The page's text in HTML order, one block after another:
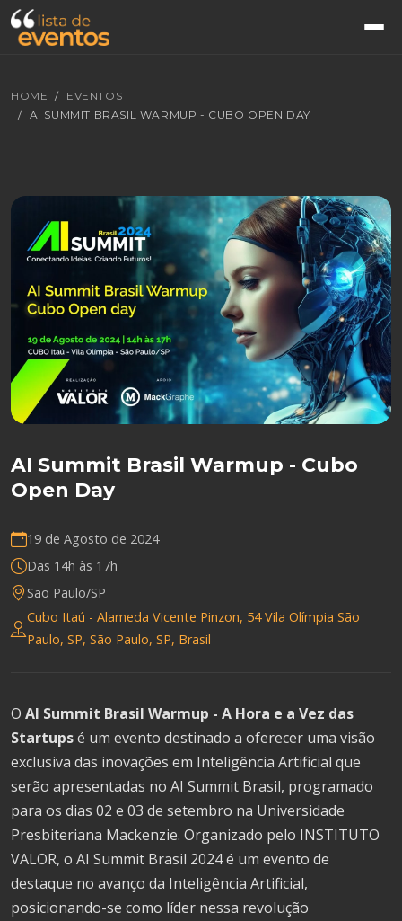
HOME
EVENTOS
AI SUMMIT BRASIL WARMUP - CUBO OPEN DAY
AI Summit Brasil Warmup - Cubo
Open Day
19 de Agosto de 2024
Das 14h às 17h
São Paulo/SP
Cubo Itaú - Alameda Vicente Pinzon, 54 Vila Olímpia São
Paulo, SP, São Paulo, SP, Brasil
O AI Summit Brasil Warmup - A Hora e a Vez das
Startupsé um evento destinado a oferecer uma visão
exclusiva das inovações em Inteligência Artificial que
serão apresentadas no AI Summit Brasil, programado
para os dias 02 e 03 de setembro na Universidade
Presbiteriana Mackenzie. Organizado pelo INSTITUTO
VALOR, o AI Summit Brasil 2024 é um evento de
destaque no avanço da Inteligência Artificial,
posicionando-se como líder nessa revolução